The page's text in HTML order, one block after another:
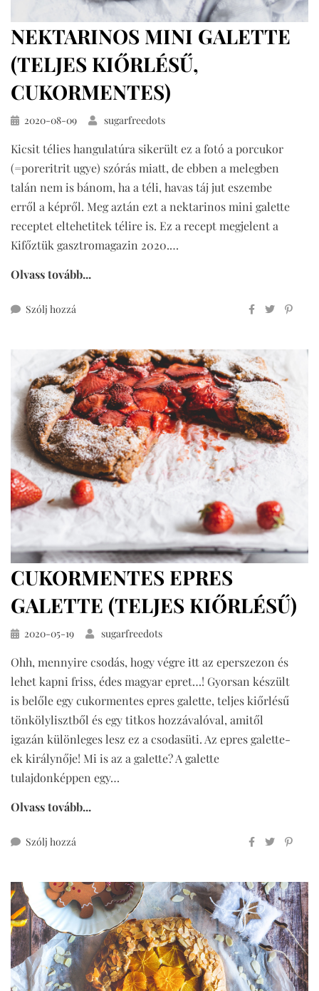
NEKTARINOS MINI GALETTE
(TELJES KIŐRLÉSŰ,
CUKORMENTES)
Közzétéve
2020-08-09 sugarfreedots
Kicsit télies hangulatúra sikerült ez a fotó a porcukor
(=poreritrit ugye) szórás miatt, de ebben a melegben
talán nem is bánom, ha a téli, havas táj jut eszembe
erről a képről. Meg aztán ezt a nektarinos mini galette
receptet eltehetitek télire is. Ez a recept megjelent a
Kifőztük gasztromagazin 2020.…
Olvass tovább...
Szólj hozzá
galette
(teljes
kiőrlésű,
cukormentes)
CUKORMENTES EPRES
GALETTE (TELJES KIŐRLÉSŰ)
Közzétéve
2020-05-19 sugarfreedots
Ohh, mennyire csodás, hogy végre itt az eperszezon és
lehet kapni friss, édes magyar epret…! Gyorsan készült
is belőle egy cukormentes epres galette, teljes kiőrlésű
tönkölylisztből és egy titkos hozzávalóval, amitől
igazán különleges lesz ez a csodasüti. Az epres galette-
ek királynője! Mi is az a galette? A galette
tulajdonképpen egy…
Olvass tovább...
Szólj hozzá
galette
(teljes
kiőrlésű)